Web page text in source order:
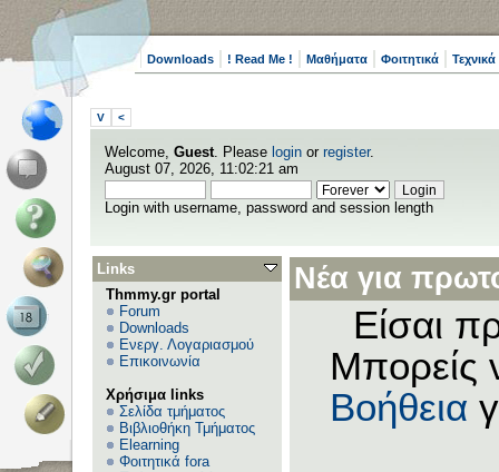
Downloads ! Read Me ! Μαθήματα Φοιτητικά
V <
Welcome, Guest. Please login or register.
August 07, 2026, 11:02:21 am
Login with username, password and session length
Links
Thmmy.gr portal
Forum
Downloads
Ενεργ. Λογαριασμού
Επικοινωνία
Χρήσιμα links
Σελίδα τμήματος
Βιβλιοθήκη Τμήματος
Elearning
Φοιτητικά fora
Νέα για
Είσαι
Μπορείς
Βοήθεια